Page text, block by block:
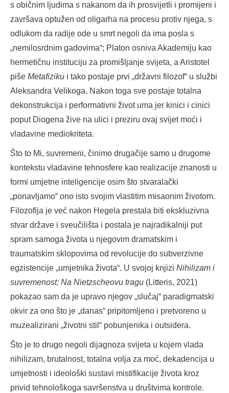
s običnim ljudima s nakanom da ih prosvijetli i promijeni i
završava optužen od oligarha na procesu protiv njega, s
odlukom da radije ode u smrt negoli da ima posla s
„nemilosrdnim gadovima“; Platon osniva Akademiju kao
hermetičnu instituciju za promišljanje svijeta, a Aristotel
piše Metafiziku i tako postaje prvi „državni filozof“ u službi
Aleksandra Velikoga. Nakon toga sve postaje totalna
dekonstrukcija i performativni život uma jer kinici i cinici
poput Diogena žive na ulici i preziru ovaj svijet moći i
vladavine mediokriteta.
Što to Mi, suvremeni, činimo drugačije samo u drugome
kontekstu vladavine tehnosfere kao realizacije znanosti u
formi umjetne inteligencije osim što stvaralački
„ponavljamo“ ono isto svojim vlastitim misaonim životom.
Filozofija je već nakon Hegela prestala biti ekskluzivna
stvar države i sveučilišta i postala je najradikalniji put
spram samoga života u njegovim dramatskim i
traumatskim sklopovima od revolucije do subverzivne
egzistencije „umjetnika života“. U svojoj knjizi Nihilizam i
suvremenost: Na Nietzscheovu tragu (Litteris, 2021)
pokazao sam da je upravo njegov „slučaj“ paradigmatski
okvir za ono što je „danas“ pripitomljeno i pretvoreno u
muzealizirani „životni stil“ pobunjenika i outsidera.
Što je to drugo negoli dijagnoza svijeta u kojem vlada
nihilizam, brutalnost, totalna volja za moć, dekadencija u
umjetnosti i ideološki sustavi mistifikacije života kroz
privid tehnološkoga savršenstva u društvima kontrole.